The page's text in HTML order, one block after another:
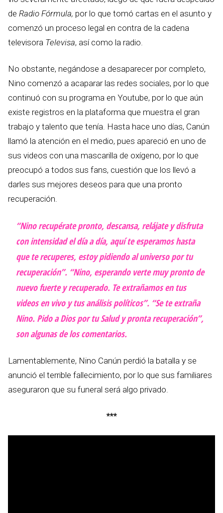
de Radio Fórmula, por lo que tomó cartas en el asunto y
comenzó un proceso legal en contra de la cadena
televisora Televisa, así como la radio.
No obstante, negándose a desaparecer por completo,
Nino comenzó a acaparar las redes sociales, por lo que
continuó con su programa en Youtube, por lo que aún
existe registros en la plataforma que muestra el gran
trabajo y talento que tenía. Hasta hace uno días, Canún
llamó la atención en el medio, pues apareció en uno de
sus videos con una mascarilla de oxígeno, por lo que
preocupó a todos sus fans, cuestión que los llevó a
darles sus mejores deseos para que una pronto
recuperación.
“Nino recupérate pronto, descansa, relájate y disfruta
con intensidad el día a día, aquí te esperamos hasta
que te recuperes, estoy pidiendo al universo por tu
recuperación”. “Nino, esperando verte muy pronto de
nuevo fuerte y recuperado. Te extrañamos en tus
videos en vivo y tus análisis políticos”. “Se te extraña
Nino. Pido a Dios por tu Salud y pronta recuperación”,
son algunas de los comentarios.
Lamentablemente, Nino Canún perdió la batalla y se
anunció el terrible fallecimiento, por lo que sus familiares
aseguraron que su funeral será algo privado.
***